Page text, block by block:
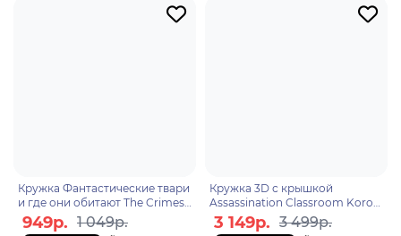
Кружка Фантастические твари
и где они обитают The Crimes
of Grindelwald 315мл MG25228
949р. 1 049р.
Кружка 3D с крышкой
Assassination Classroom Koro
Sensei 500ml ABYMUG352
3 149р. 3 499р.